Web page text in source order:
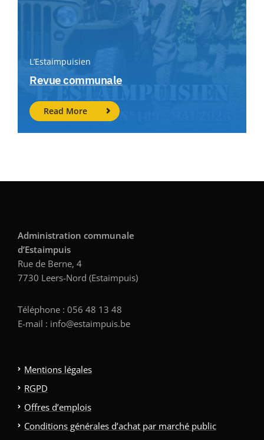
L’Estaimpuisien
Revue communale
Read More
Administration communale
d’Estaimpuis
Rue de Berne, 4
7730 Leers-Nord (Estaimpuis)
Téléphone : 056 48 13 48
E-mail : info@estaimpuis.be
Mentions légales
RGPD
Offres d’emplois
Conditions générales d’achat par marché public